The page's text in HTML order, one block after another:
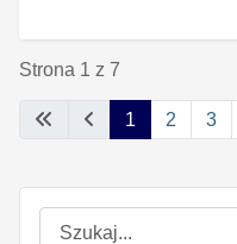
Szukaj
Strona 1 z 7
1 2 3